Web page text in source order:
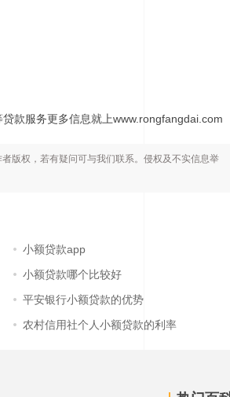
款服务更多信息就上www.rongfangdai.com
版权，若有疑问可与我们联系。侵权及不实信息举
小额贷款app
小额贷款哪个比较好
平安银行小额贷款的优势
农村信用社个人小额贷款的利率